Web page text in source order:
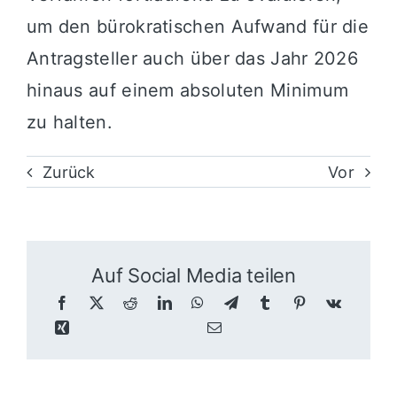
um den bürokratischen Aufwand für die
Antragsteller auch über das Jahr 2026
hinaus auf einem absoluten Minimum
zu halten.
Zurück Vor
Auf Social Media teilen